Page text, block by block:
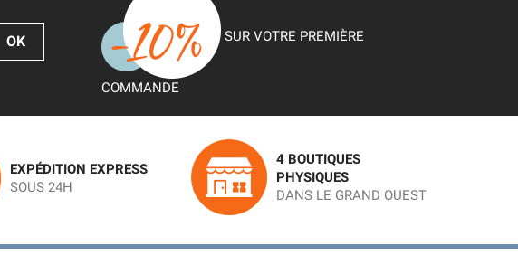
SUR VOTRE PREMIÈRE
COMMANDE
EXPÉDITION EXPRESS
SOUS 24H
4 BOUTIQUES
PHYSIQUES
DANS LE GRAND OUEST